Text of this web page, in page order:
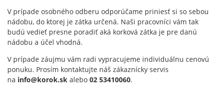
V prípade osobného odberu odporúčame priniesť si so sebou
nádobu, do ktorej je zátka určená. Naši pracovníci vám tak
budú vedieť presne poradiť aká korková zátka je pre danú
nádobu a účel vhodná.
V prípade záujmu vám radi vypracujeme individuálnu cenovú
ponuku. Prosím kontaktujte náš zákaznícky servis
na info@korok.sk alebo 02 53410060.